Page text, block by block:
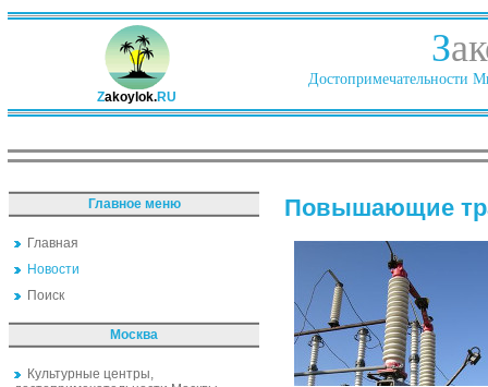
Zakoylok.RU
З
Достопримечательности
Главное меню
Главная
Новости
Поиск
Москва
Культурные центры,
Повышающие